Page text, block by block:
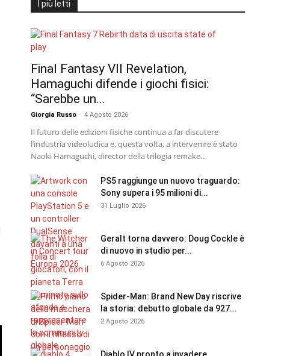
I più letti
Final Fantasy VII Revelation,
Hamaguchi difende i giochi fisici:
“Sarebbe un...
Giorgia Russo - 4 Agosto 2026
Il futuro delle edizioni fisiche continua a far discutere
l’industria videoludica e, questa volta, a intervenire è stato
Naoki Hamaguchi, director della trilogia remake...
PS5 raggiunge un nuovo traguardo:
Sony supera i 95 milioni di...
31 Luglio 2026
Geralt torna davvero: Doug Cockle è
di nuovo in studio per...
6 Agosto 2026
Spider-Man: Brand New Day riscrive
la storia: debutto globale da 927...
2 Agosto 2026